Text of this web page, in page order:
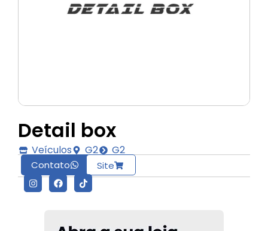
Veículos G2 G2
Contato Site
Detail box